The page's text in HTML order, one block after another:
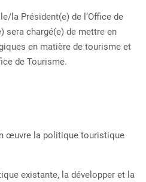
la Président(e) de l’Office de
sera chargé(e) de mettre en
en matière de tourisme et
de Tourisme.
la politique touristique
existante, la développer et la